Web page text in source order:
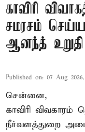
காவிரி
சமரசம்
ஆனந்த் உறுதி
Published on: 07 Aug
சென்னை,
காவிரி
நீர்வளத்துறை